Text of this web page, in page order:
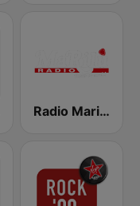
Radio Marilù